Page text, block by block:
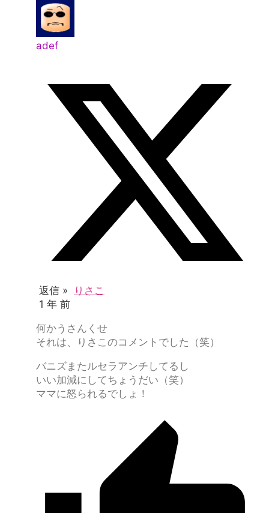
adef
返信 »
りさこ
1 年 前
何かうさんくせ
それは、りさこのコメントでした（笑）
バニズまたルセラアンチしてるし
いい加減にしてちょうだい（笑）
ママに怒られるでしょ！